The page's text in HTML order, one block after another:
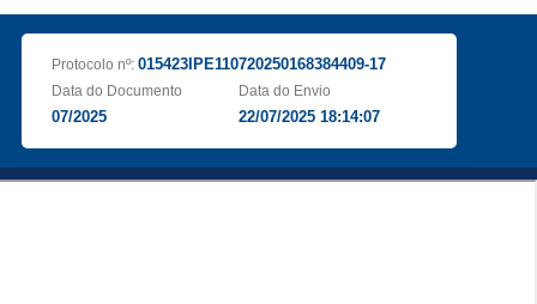
Protocolo nº: 015423IPE110720250168384409-17
Data do Documento
07/2025
Data do Envio
22/07/2025 18:14:07